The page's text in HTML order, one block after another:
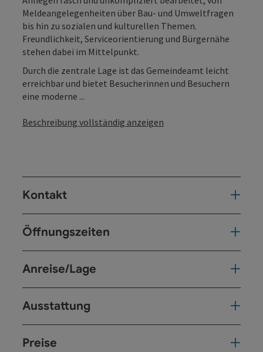
Meldeangelegenheiten über Bau- und Umweltfragen
bis hin zu sozialen und kulturellen Themen.
Freundlichkeit, Serviceorientierung und Bürgernähe
stehen dabei im Mittelpunkt.
Durch die zentrale Lage ist das Gemeindeamt leicht
erreichbar und bietet Besucherinnen und Besuchern
eine moderne ...
Beschreibung vollständig anzeigen
Kontakt
Öffnungszeiten
Anreise/Lage
Ausstattung
Preise